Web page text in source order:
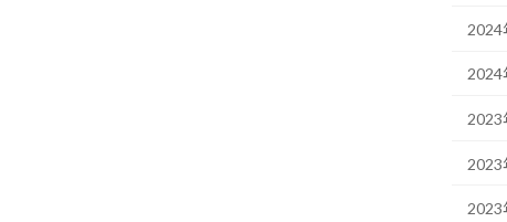
2024
2024
2023
2023
2023